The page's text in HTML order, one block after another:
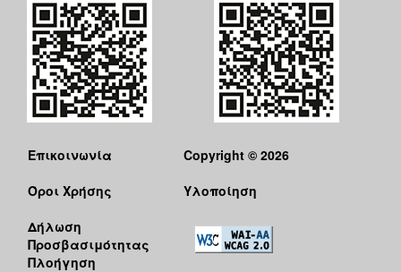
Επικοινωνία
Όροι Χρήσης
Δήλωση
Προσβασιμότητας
Πλοήγηση
Copyright © 2026
Υλοποίηση